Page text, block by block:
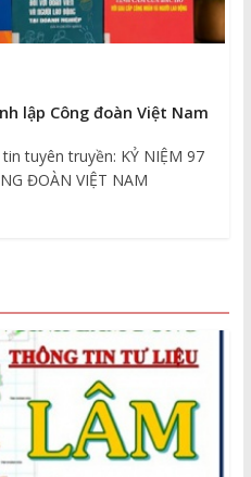
lập Công đoàn Việt Nam
tuyên truyền: KỶ NIỆM 97
ĐOÀN VIỆT NAM